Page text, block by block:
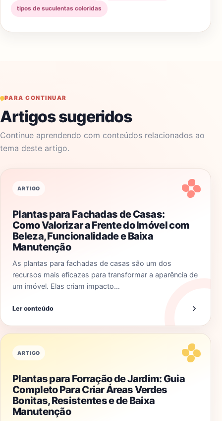
tipos de suculentas coloridas
PARA CONTINUAR
Artigos sugeridos
Continue aprendendo com conteúdos relacionados ao
tema deste artigo.
ARTIGO
Plantas para Fachadas de Casas:
Como Valorizar a Frente do Imóvel com
Beleza, Funcionalidade e Baixa
Manutenção
As plantas para fachadas de casas são um dos
recursos mais eficazes para transformar a aparência de
um imóvel. Elas criam impacto…
Ler conteúdo
ARTIGO
Plantas para Forração de Jardim: Guia
Completo Para Criar Áreas Verdes
Bonitas, Resistentes e de Baixa
Manutenção